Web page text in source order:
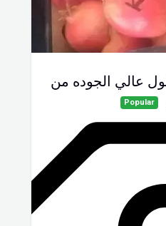
عالي الجوده من
Popular